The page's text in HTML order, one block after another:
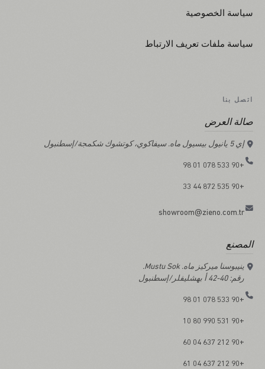
سياسة الخصوصية
سياسة ملفات تعريف الارتباط
اتصل بنا
صالة العرض
إي 5 يانيول بيسيول ماه. سيفاكوي، كوتشوك شكمجة/إسطنبول
+90 533 078 01 98
+90 535 872 44 33
showroom@zieno.com.tr
المصنع
ينيبوسنا ميركيز ماه. Mustu Sok.
رقم: 40-42 أ بهشليفلر/إسطنبول
+90 533 078 01 98
+90 531 990 80 10
+90 212 637 04 60
+90 212 637 04 61